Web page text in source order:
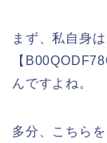
まず、私自身
【
んですよね。
多分、こちら